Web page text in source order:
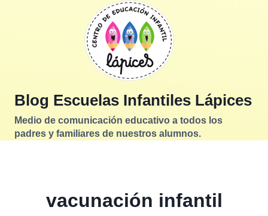
Blog Escuelas Infantiles Lápices
Medio de comunicación educativo a todos los
padres y familiares de nuestros alumnos.
vacunación infantil